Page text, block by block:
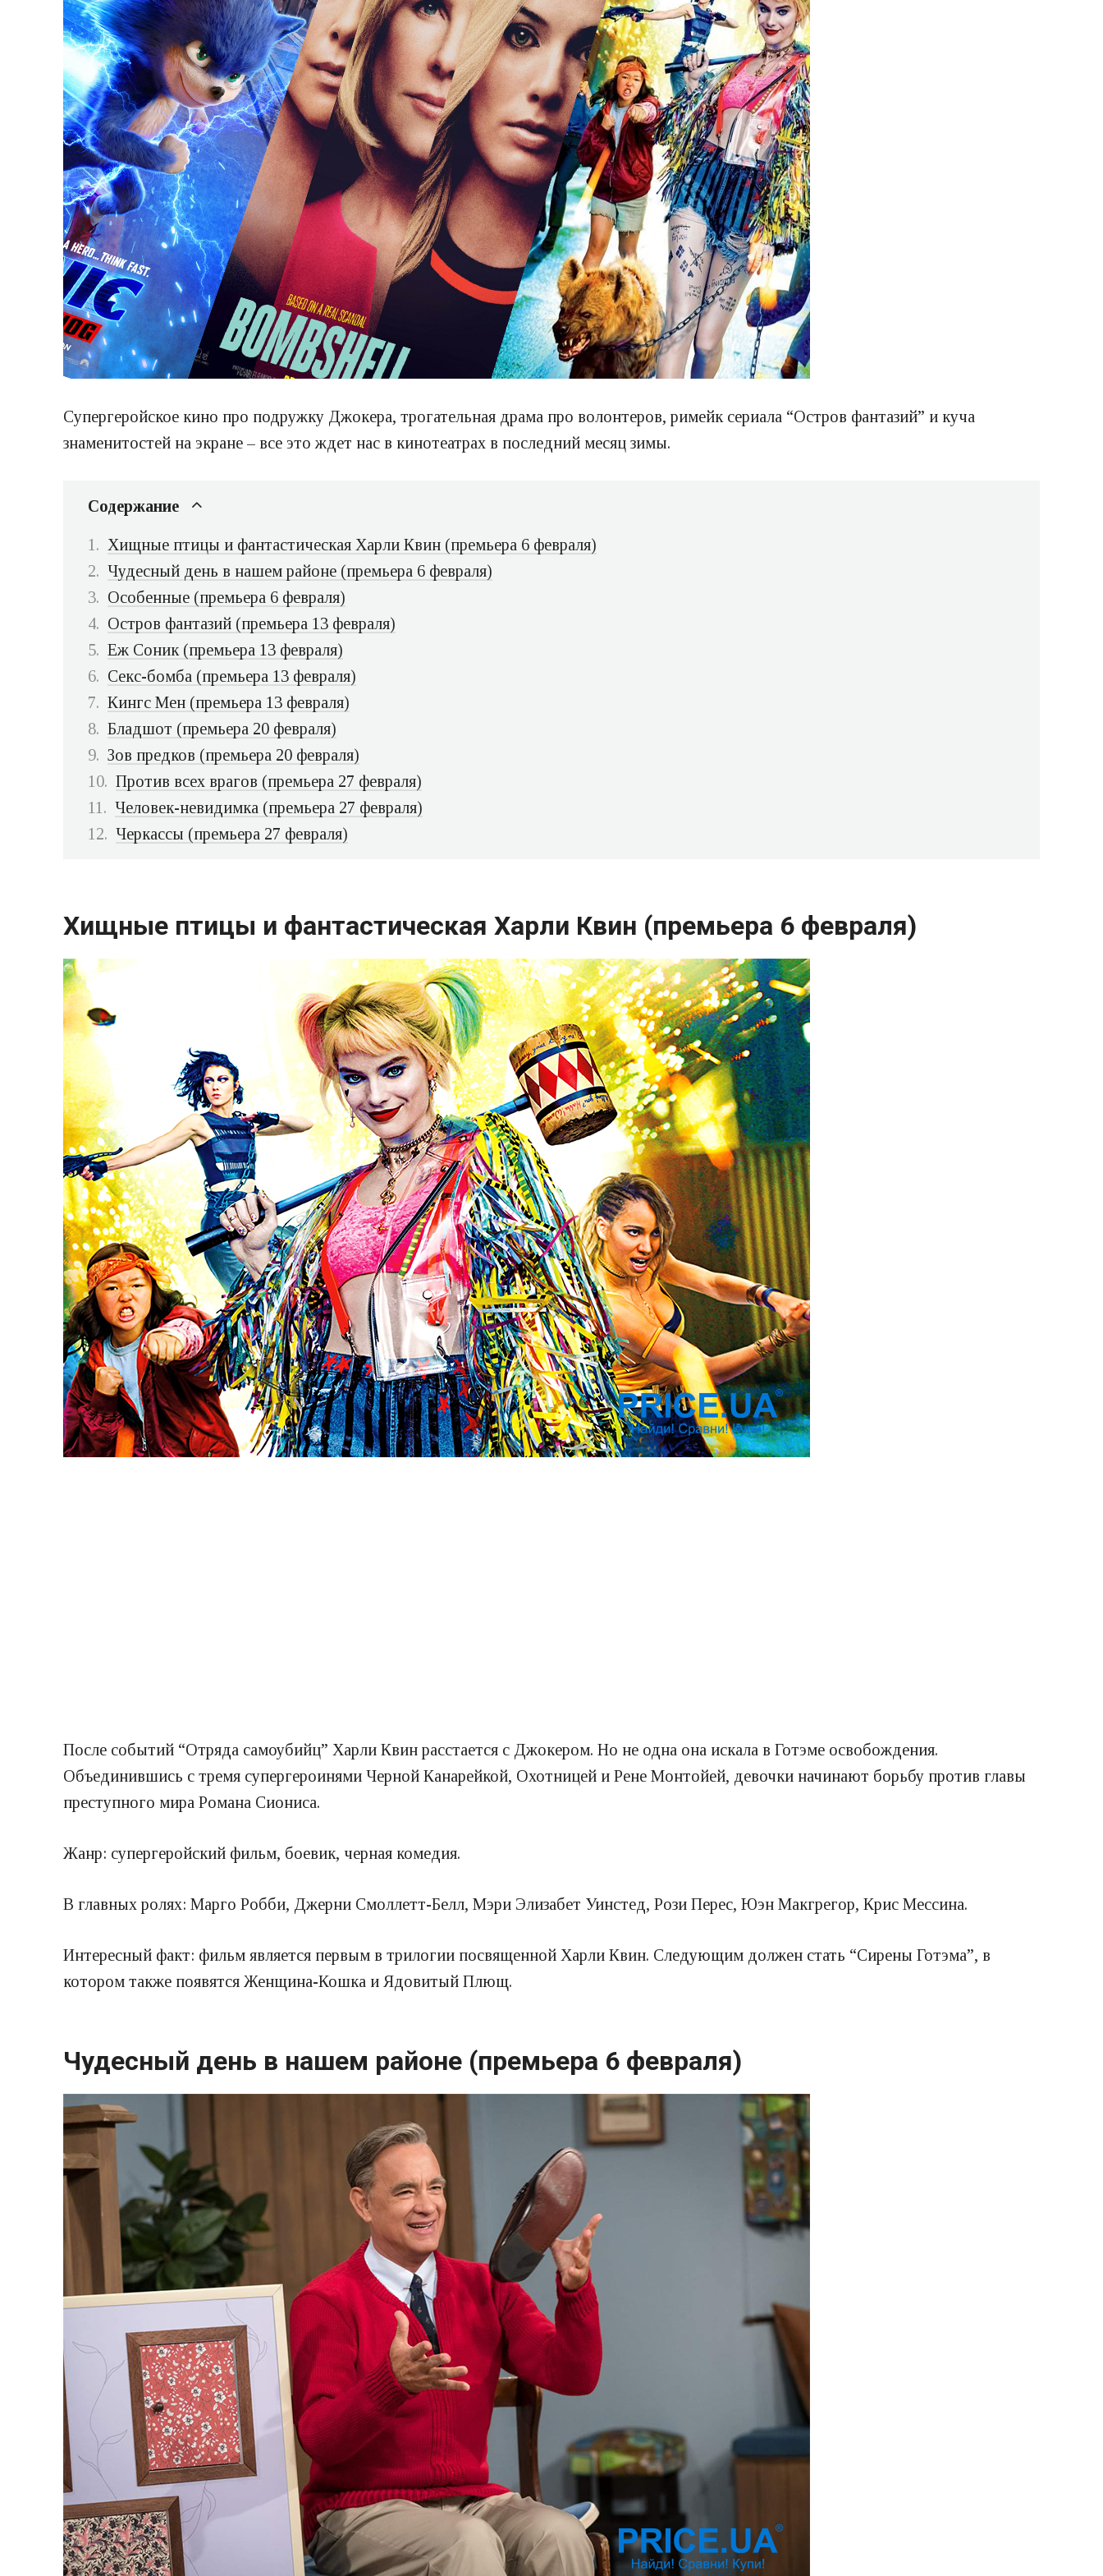
Супергеройское кино про подружку Джокера, трогательная драма про волонтеров, римейк сериала “Остров фантазий” и куча
знаменитостей на экране – все это ждет нас в кинотеатрах в последний месяц зимы.
Содержание
Хищные птицы и фантастическая Харли Квин (премьера 6 февраля)
Чудесный день в нашем районе (премьера 6 февраля)
Особенные (премьера 6 февраля)
Остров фантазий (премьера 13 февраля)
Еж Соник (премьера 13 февраля)
Секс-бомба (премьера 13 февраля)
Кингс Мен (премьера 13 февраля)
Бладшот (премьера 20 февраля)
Зов предков (премьера 20 февраля)
Против всех врагов (премьера 27 февраля)
Человек-невидимка (премьера 27 февраля)
Черкассы (премьера 27 февраля)
Хищные птицы и фантастическая Харли Квин (премьера 6 февраля)
После событий “Отряда самоубийц” Харли Квин расстается с Джокером. Но не одна она искала в Готэме освобождения.
Объединившись с тремя супергероинями Черной Канарейкой, Охотницей и Рене Монтойей, девочки начинают борьбу против главы
преступного мира Романа Сиониса.
Жанр: супергеройский фильм, боевик, черная комедия.
В главных ролях: Марго Робби, Джерни Смоллетт-Белл, Мэри Элизабет Уинстед, Рози Перес, Юэн Макгрегор, Крис Мессина.
Интересный факт: фильм является первым в трилогии посвященной Харли Квин. Следующим должен стать “Сирены Готэма”, в
котором также появятся Женщина-Кошка и Ядовитый Плющ.
Чудесный день в нашем районе (премьера 6 февраля)